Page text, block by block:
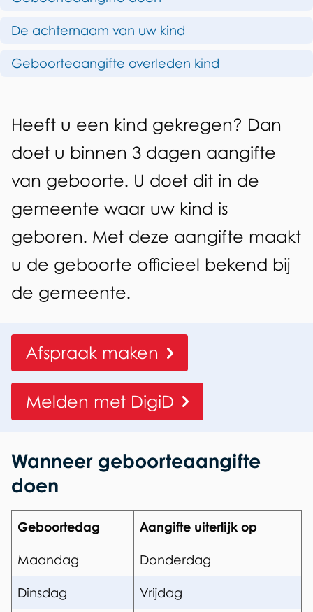
e
g
e
b
o
o
e
g
a
De achternaam van uw kind
Geboorteaangifte overleden kind
A
g
m
Heeft u een kind gekregen? Dan
doet u binnen 3 dagen aangifte
van geboorte. U doet dit in de
gemeente waar uw kind is
geboren. Met deze aangifte maakt
u de geboorte officieel bekend bij
de gemeente.
Afspraak maken
Melden met DigiD
Wanneer geboorteaangifte
doen
Geboortedag Aangifte uiterlijk op
Maandag Donderdag
Dinsdag Vrijdag